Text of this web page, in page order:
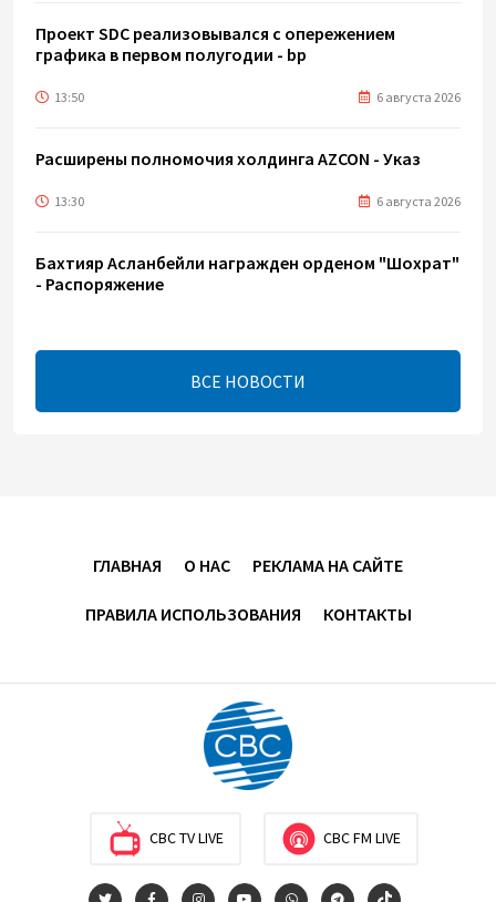
Проект SDC реализовывался с опережением
графика в первом полугодии - bp
13:50 6 августа 2026
Расширены полномочия холдинга AZCON - Указ
13:30 6 августа 2026
Бахтияр Асланбейли награжден орденом "Шохрат"
- Распоряжение
bp о ходе строительства солнечной
электростанции "Шафаг"
6 августа 2026
Цены на азербайджанскую нефть изменились
Как Азербайджан и Казахстан превращают Каспий
ВСЕ НОВОСТИ
ГЛАВНАЯ О НАС РЕКЛАМА НА САЙТЕ
ПРАВИЛА ИСПОЛЬЗОВАНИЯ КОНТАКТЫ
CBC TV LIVE CBC FM LIVE